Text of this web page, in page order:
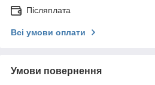
Післяплата
Всі умови оплати
Умови повернення